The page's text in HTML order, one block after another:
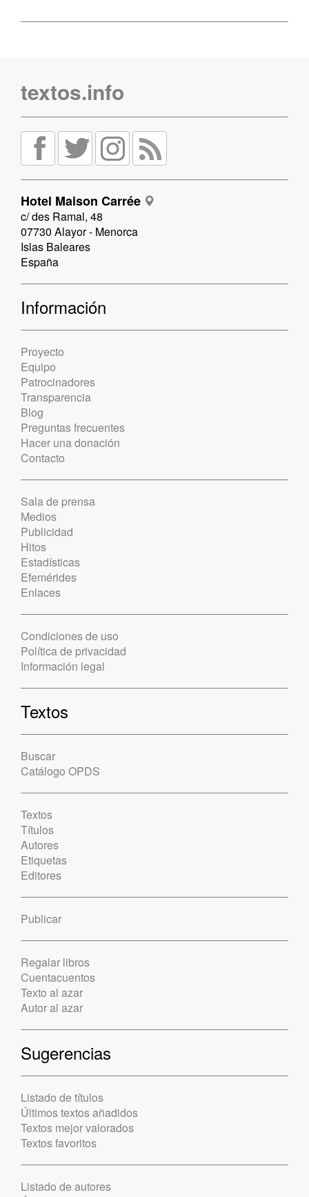
textos.info
Hotel Maison Carrée
c/ des Ramal, 48
07730 Alayor - Menorca
Islas Baleares
España
Información
Proyecto
Equipo
Patrocinadores
Transparencia
Blog
Preguntas frecuentes
Hacer una donación
Contacto
Sala de prensa
Medios
Publicidad
Hitos
Estadísticas
Efemérides
Enlaces
Condiciones de uso
Política de privacidad
Información legal
Textos
Buscar
Catálogo OPDS
Textos
Títulos
Autores
Etiquetas
Editores
Publicar
Regalar libros
Cuentacuentos
Texto al azar
Autor al azar
Sugerencias
Listado de títulos
Últimos textos añadidos
Textos mejor valorados
Textos favoritos
Listado de autores